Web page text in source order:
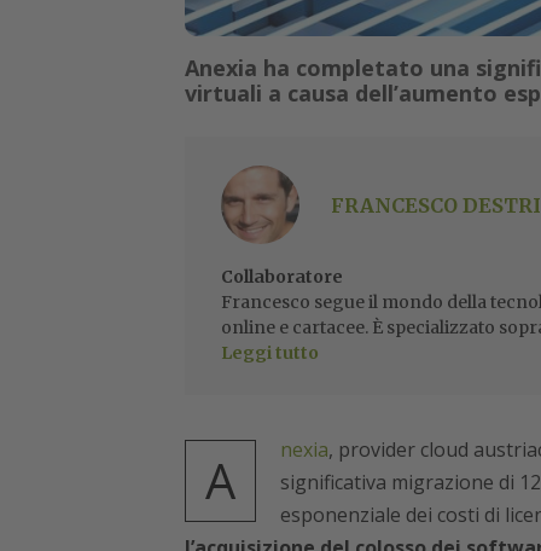
Anexia ha completato una
virtuali a causa dell’aumento
FRANCESCO DESTRI
Collaboratore
Francesco segue il mondo della
online e cartacee. È specializzato
Leggi tutto
A nexia, provider cloud
significativa migrazione di
esponenziale dei costi di